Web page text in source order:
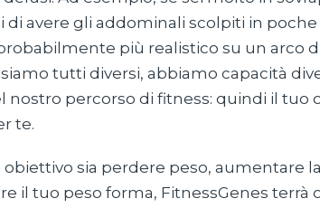
di avere gli addominali scolpiti in
più realistico su un arco
tutti diversi, abbiamo capacità
nostro percorso di fitness: quindi il tuo
te.
obiettivo sia perdere peso, aumentare
il tuo peso forma, FitnessGenes terrà